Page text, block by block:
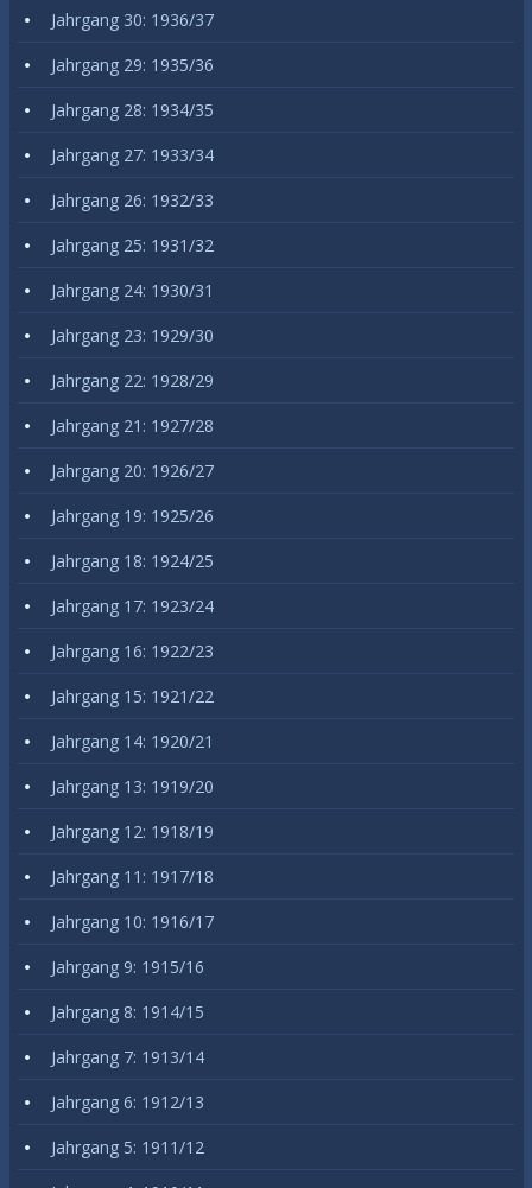
Jahrgang 30: 1936/37
Jahrgang 29: 1935/36
Jahrgang 28: 1934/35
Jahrgang 27: 1933/34
Jahrgang 26: 1932/33
Jahrgang 25: 1931/32
Jahrgang 24: 1930/31
Jahrgang 23: 1929/30
Jahrgang 22: 1928/29
Jahrgang 21: 1927/28
Jahrgang 20: 1926/27
Jahrgang 19: 1925/26
Jahrgang 18: 1924/25
Jahrgang 17: 1923/24
Jahrgang 16: 1922/23
Jahrgang 15: 1921/22
Jahrgang 14: 1920/21
Jahrgang 13: 1919/20
Jahrgang 12: 1918/19
Jahrgang 11: 1917/18
Jahrgang 10: 1916/17
Jahrgang 9: 1915/16
Jahrgang 8: 1914/15
Jahrgang 7: 1913/14
Jahrgang 6: 1912/13
Jahrgang 5: 1911/12